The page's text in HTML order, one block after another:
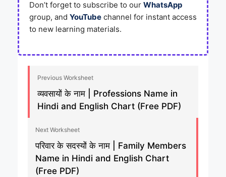
Don’t forget to subscribe to our WhatsApp
group, and YouTube channel for instant access
to new learning materials.
Previous Worksheet
व्यवसायों के नाम | Professions Name in
Hindi and English Chart (Free PDF)
Next Worksheet
परिवार के सदस्यों के नाम | Family Members
Name in Hindi and English Chart
(Free PDF)